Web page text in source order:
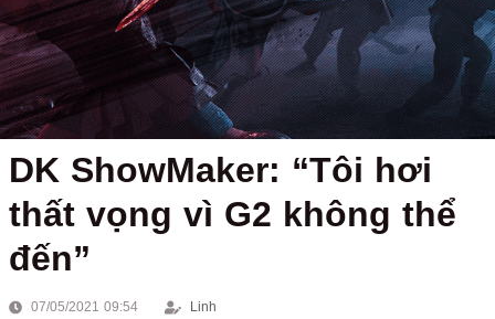
DK ShowMaker: “Tôi hơi
thất vọng vì G2 không thể
đến”
07/05/2021 09:54 Linh